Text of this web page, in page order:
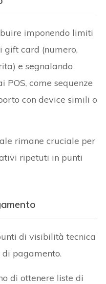
imponendo limiti
gift card (numero,
e segnalando
come sequenze
con device simili o
rimane cruciale per
ripetuti in punti
di visibilità tecnica
pagamento.
di ottenere liste di